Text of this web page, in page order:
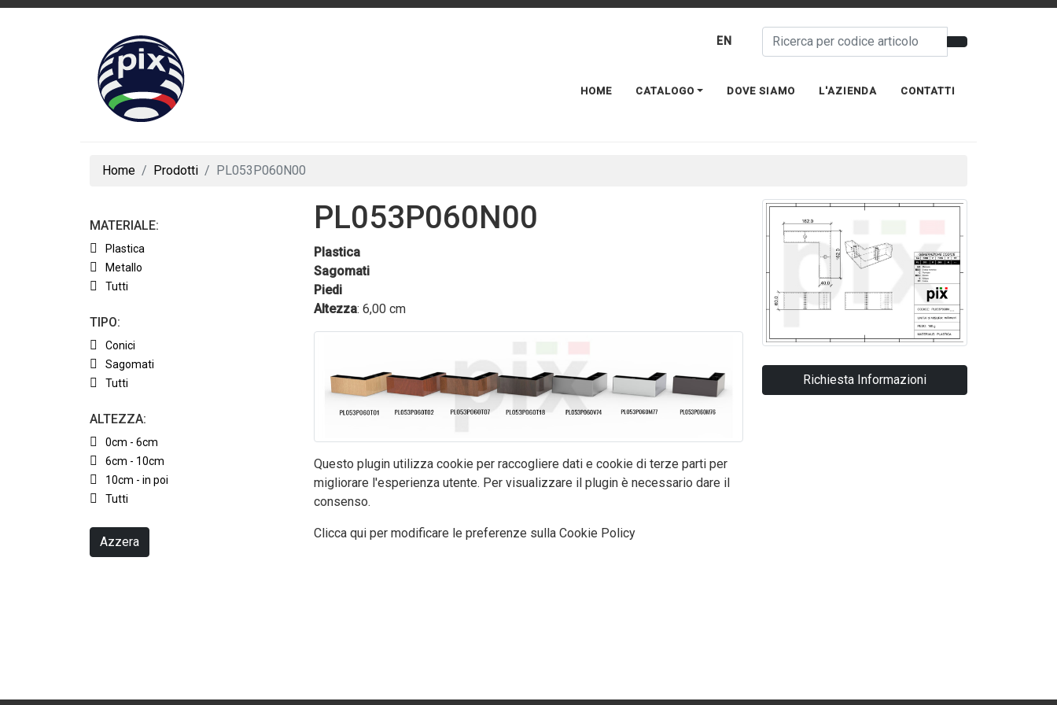
EN
HOME CATALOGO DOVE SIAMO L'AZIENDA CONTATTI
Home Prodotti PL053P060N00
MATERIALE:
Plastica
Metallo
Tutti
TIPO:
Conici
Sagomati
Tutti
ALTEZZA:
0cm - 6cm
6cm - 10cm
10cm - in poi
Tutti
Azzera
PL053P060N00
Plastica
Sagomati
Piedi
Altezza: 6,00 cm
Questo plugin utilizza cookie per raccogliere dati e cookie di terze parti per
migliorare l'esperienza utente. Per visualizzare il plugin è necessario dare il
consenso.
Clicca qui per modificare le preferenze sulla Cookie Policy
Richiesta Informazioni